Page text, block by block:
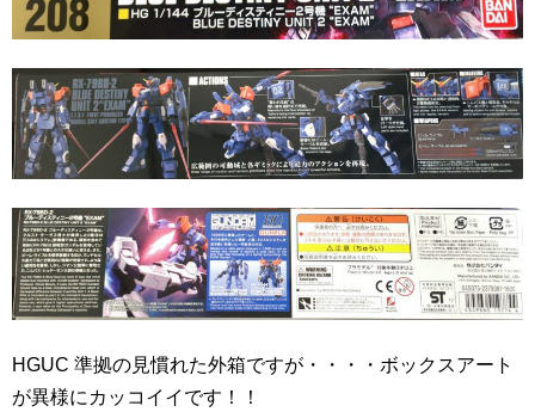
HGUC 準拠の見慣れた外箱ですが・・・・ボックスアート
が異様にカッコイイです！！